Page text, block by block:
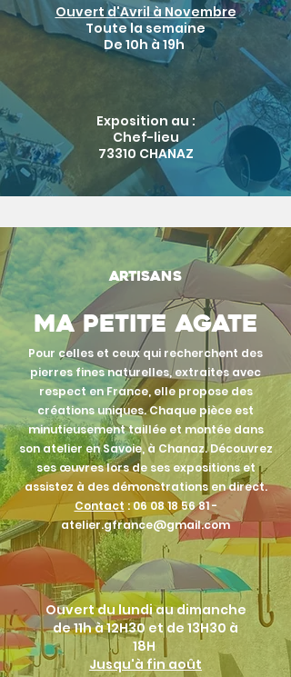
Ouvert d'Avril à Novembre
Toute la semaine
De 10h à 19h
Exposition au :
Chef-lieu
73310 CHANAZ
Artisans
Ma petite agate
Pour celles et ceux qui recherchent des
pierres fines naturelles, extraites avec
respect en France, elle propose des
créations uniques. Chaque pièce est
minutieusement taillée et montée dans
son atelier en Savoie, à Chanaz. Découvrez
ses œuvres lors de ses expositions et
assistez à des démonstrations en direct.
Contact :06 08 18 56 81-
atelier.gfrance@gmail.com
Ouvert du lundi audimanche
de 11h à 12H30 et de 13H30 à
18H
Jusqu'à fin août